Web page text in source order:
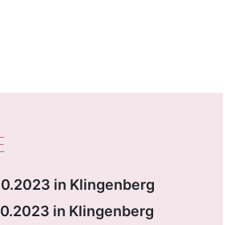
in Klingenberg
in Klingenberg